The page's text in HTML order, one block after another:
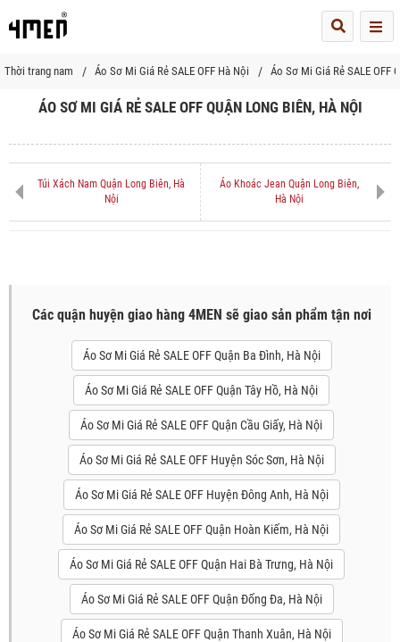
Thời trang nam Áo Sơ Mi Giá Rẻ SALE OFF Hà Nội Áo Sơ Mi Giá Rẻ SALE OFF
ÁO SƠ MI GIÁ RẺ SALE OFF QUẬN LONG BIÊN, HÀ NỘI
Túi Xách Nam Quận Long Biên, Hà
Nội
Áo Khoác Jean Quận Long Biên,
Hà Nội
Các quận huyện giao hàng 4MEN sẽ giao sản phẩm tận nơi
Áo Sơ Mi Giá Rẻ SALE OFF Quận Ba Đình, Hà Nội
Áo Sơ Mi Giá Rẻ SALE OFF Quận Tây Hồ, Hà Nội
Áo Sơ Mi Giá Rẻ SALE OFF Quận Cầu Giấy, Hà Nội
Áo Sơ Mi Giá Rẻ SALE OFF Huyện Sóc Sơn, Hà Nội
Áo Sơ Mi Giá Rẻ SALE OFF Huyện Đông Anh, Hà Nội
Áo Sơ Mi Giá Rẻ SALE OFF Quận Hoàn Kiếm, Hà Nội
Áo Sơ Mi Giá Rẻ SALE OFF Quận Hai Bà Trưng, Hà Nội
Áo Sơ Mi Giá Rẻ SALE OFF Quận Đống Đa, Hà Nội
Áo Sơ Mi Giá Rẻ SALE OFF Quận Thanh Xuân, Hà Nội